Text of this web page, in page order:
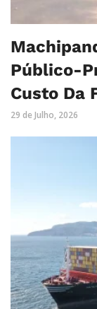
Público-
Custo Da
29 de Julho, 2026